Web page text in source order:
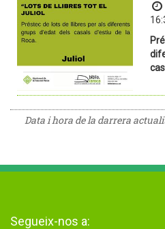
Data i hora de la darrera
Segueix-nos a: